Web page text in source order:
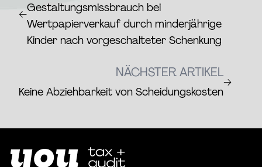
←Gestaltungsmissbrauch bei
Wertpapierverkauf durch minderjährige
Kinder nach vorgeschalteter Schenkung
NÄCHSTER ARTIKEL
Keine Abziehbarkeit von Scheidungskosten
→